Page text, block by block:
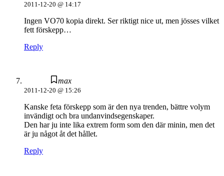
2011-12-20 @ 14:17
Ingen VO70 kopia direkt. Ser riktigt nice ut, men jösses vilket
fett förskepp…
Reply
max
2011-12-20 @ 15:26
Kanske feta förskepp som är den nya trenden, bättre volym
invändigt och bra undanvindsegenskaper.
Den har ju inte lika extrem form som den där minin, men det
är ju något åt det hållet.
Reply